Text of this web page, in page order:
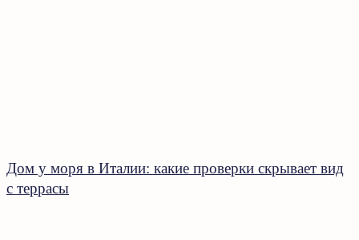
Дом у моря в Италии: какие проверки скрывает вид
с террасы